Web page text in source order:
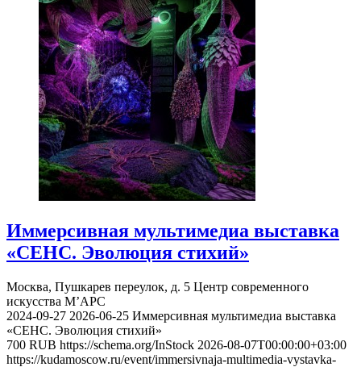
Иммерсивная мультимедиа выставка
«СЕНС. Эволюция стихий»
Москва, Пушкарев переулок, д. 5 Центр современного
искусства М’АРС
2024-09-27 2026-06-25 Иммерсивная мультимедиа выставка
«СЕНС. Эволюция стихий»
700 RUB https://schema.org/InStock 2026-08-07T00:00:00+03:00
https://kudamoscow.ru/event/immersivnaja-multimedia-vystavka-